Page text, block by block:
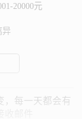
20000元
异
，每一天都会有